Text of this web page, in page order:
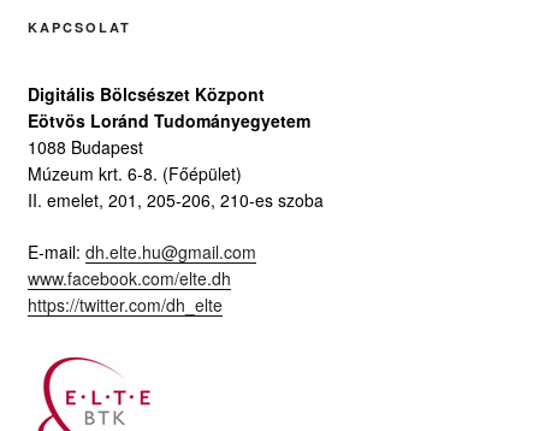
KAPCSOLAT
Digitális Bölcsészet Központ
Eötvös Loránd Tudományegyetem
1088 Budapest
Múzeum krt. 6-8. (Főépület)
II. emelet, 201, 205-206, 210-es szoba
E-mail: dh.elte.hu@gmail.com
www.facebook.com/elte.dh
https://twitter.com/dh_elte